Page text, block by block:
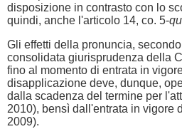
disposizione in contrasto con lo
quindi, anche l'articolo 14, co. 5-
Gli effetti della pronuncia,
consolidata giurisprudenza della
fino al momento di entrata in
disapplicazione deve, dunque,
dalla scadenza del termine per
2010), bensì dall'entrata in vigore
2009).